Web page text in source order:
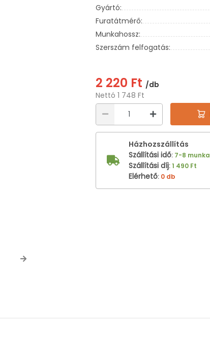
Next
Gyártó:
Furatátmérő:
Munkahossz:
Szerszám felfogatás:
2 220 Ft /db
Nettó 1 748 Ft
Házhozszállítás
Szállítási idő: 7-8
Szállítási díj:1 490 Ft
Elérhető: 0 db